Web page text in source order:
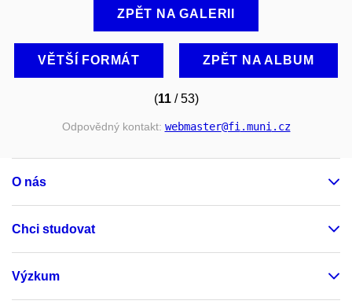
ZPĚT NA GALERII
VĚTŠÍ FORMÁT ZPĚT NA ALBUM
(11/ 53)
Odpovědný kontakt: webmaster@fi.muni.cz
O nás
Chci studovat
Výzkum